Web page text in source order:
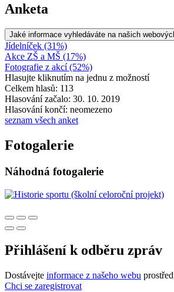
Anketa
Jaké informace vyhledáváte na našich
Jídelníček (31%)
Akce ZŠ a MŠ (17%)
Fotografie z akcí (52%)
Hlasujte kliknutím na jednu z možností
Celkem hlasů: 113
Hlasování začalo: 30. 10. 2019
Hlasování končí: neomezeno
seznam všech anket
Fotogalerie
Náhodná fotogalerie
Přihlášení k odběru zpráv
Dostávejte informace z našeho webu
Chci se zaregistrovat